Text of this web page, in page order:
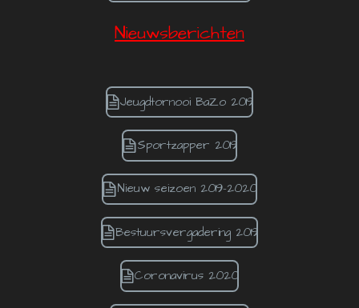
Nieuwsberichten
Jeugdtornooi BaZo 2019
Sportzapper 2019
Nieuw seizoen 2019-2020
Bestuursvergadering 2019
Coronavirus 2020